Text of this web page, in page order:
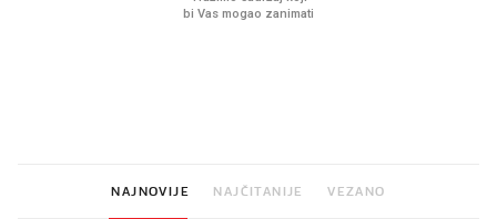
NAJNOVIJE NAJČITANIJE VEZANO